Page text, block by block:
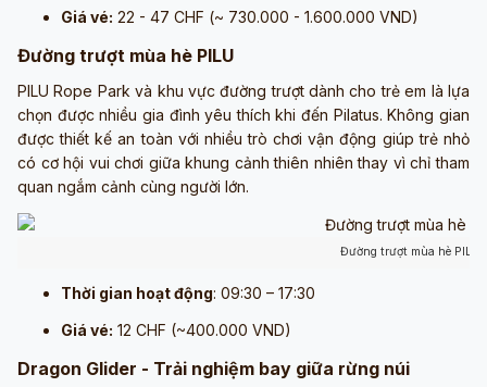
Giá vé: 22 - 47 CHF (~ 730.000 - 1.600.000 VND)
Đường trượt mùa hè PILU
PILU Rope Park và khu vực đường trượt dành cho trẻ em là lựa
chọn được nhiều gia đình yêu thích khi đến Pilatus. Không gian
được thiết kế an toàn với nhiều trò chơi vận động giúp trẻ nhỏ
có cơ hội vui chơi giữa khung cảnh thiên nhiên thay vì chỉ tham
quan ngắm cảnh cùng người lớn.
Đường trượt mùa hè PILU
Thời gian hoạt động: 09:30 – 17:30
Giá vé: 12 CHF (~400.000 VND)
Dragon Glider - Trải nghiệm bay giữa rừng núi